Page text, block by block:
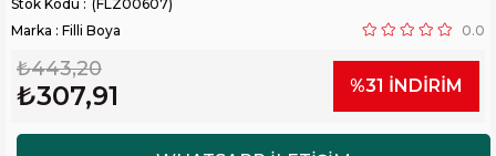
(FLZ00607)
Marka : Filli Boya 0.0
₺443,20
₺307,91 %31 İNDIRIM